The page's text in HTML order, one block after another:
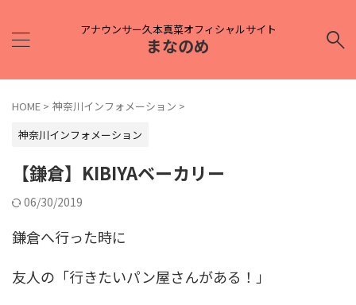
アナウンサー久本真菜オフィシャルサイト
まなのめ
HOME > 神奈川インフォメーション >
神奈川インフォメーション
【鎌倉】KIBIYAベーカリー
06/30/2019
鎌倉へ行った時に
友人の「行きたいパン屋さんがある！」